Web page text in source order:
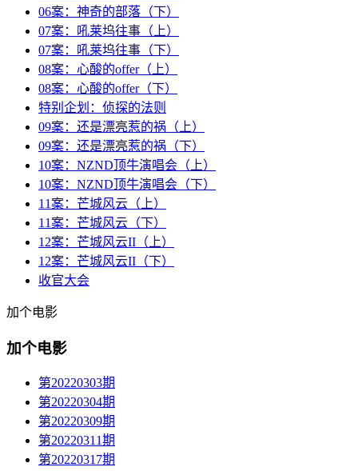
06案：神奇的部落（下）
07案：吼莱坞往事（上）
07案：吼莱坞往事（下）
08案：心酸的offer（上）
08案：心酸的offer（下）
特别企划：侦探的法则
09案：还是漂亮惹的祸（上）
09案：还是漂亮惹的祸（下）
10案：NZND顶牛演唱会（上）
10案：NZND顶牛演唱会（下）
11案：芒城风云（上）
11案：芒城风云（下）
12案：芒城风云II（上）
12案：芒城风云II（下）
收官大会
加个电影
加个电影
第20220303期
第20220304期
第20220309期
第20220311期
第20220317期